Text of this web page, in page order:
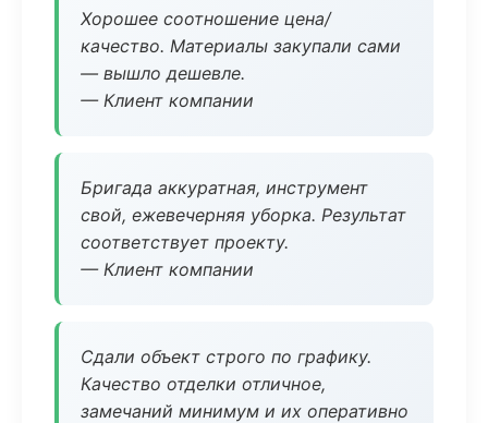
Хорошее соотношение цена/
качество. Материалы закупали сами
— вышло дешевле.
— Клиент компании
Бригада аккуратная, инструмент
свой, ежевечерняя уборка. Результат
соответствует проекту.
— Клиент компании
Сдали объект строго по графику.
Качество отделки отличное,
замечаний минимум и их оперативно